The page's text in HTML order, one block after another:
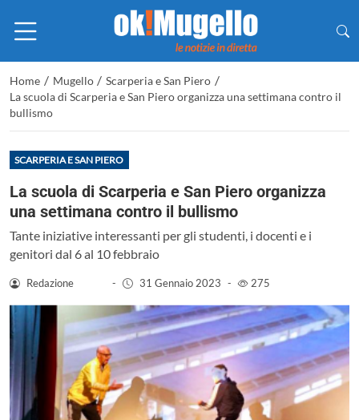
Home / Mugello / Scarperia e San Piero /
La scuola di Scarperia e San Piero organizza una settimana contro il
bullismo
SCARPERIA E SAN PIERO
La scuola di Scarperia e San Piero organizza
una settimana contro il bullismo
Tante iniziative interessanti per gli studenti, i docenti e i
genitori dal 6 al 10 febbraio
Redazione - 31 Gennaio 2023 - 275